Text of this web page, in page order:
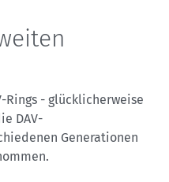
Rings - glücklicherweise
DAV-
Generationen